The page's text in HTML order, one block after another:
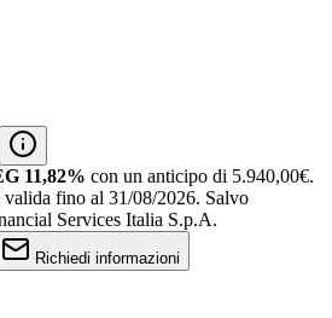
11,82% con un anticipo di 5.940,00€.
fino al 31/08/2026. Salvo
Services Italia S.p.A.
Richiedi informazioni